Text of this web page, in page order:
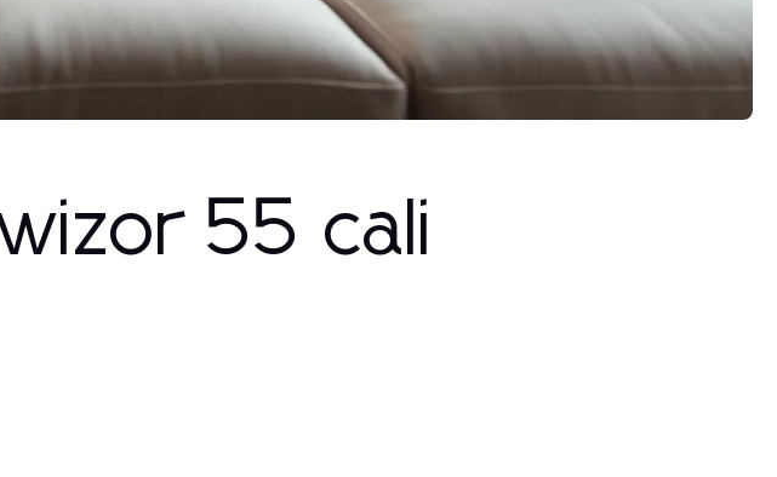
55 cali